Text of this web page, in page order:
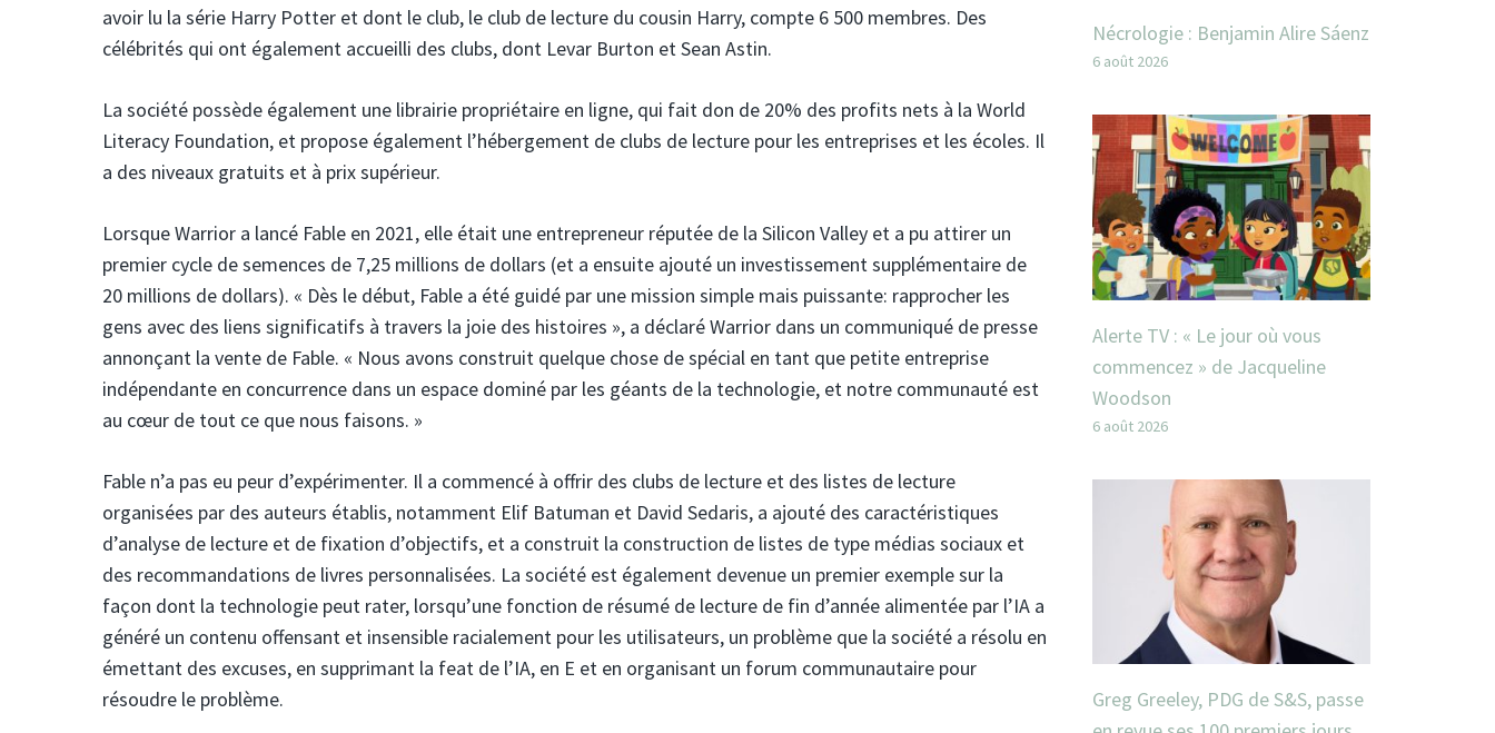
avoir lu la série Harry Potter et dont le club, le club de lecture du cousin Harry, compte 6 500 membres. Des
célébrités qui ont également accueilli des clubs, dont Levar Burton et Sean Astin.
La société possède également une librairie propriétaire en ligne, qui fait don de 20% des profits nets à la World
Literacy Foundation, et propose également l’hébergement de clubs de lecture pour les entreprises et les écoles. Il
a des niveaux gratuits et à prix supérieur.
Lorsque Warrior a lancé Fable en 2021, elle était une entrepreneur réputée de la Silicon Valley et a pu attirer un
premier cycle de semences de 7,25 millions de dollars (et a ensuite ajouté un investissement supplémentaire de
20 millions de dollars). « Dès le début, Fable a été guidé par une mission simple mais puissante: rapprocher les
gens avec des liens significatifs à travers la joie des histoires », a déclaré Warrior dans un communiqué de presse
annonçant la vente de Fable. « Nous avons construit quelque chose de spécial en tant que petite entreprise
indépendante en concurrence dans un espace dominé par les géants de la technologie, et notre communauté est
au cœur de tout ce que nous faisons. »
Fable n’a pas eu peur d’expérimenter. Il a commencé à offrir des clubs de lecture et des listes de lecture
organisées par des auteurs établis, notamment Elif Batuman et David Sedaris, a ajouté des caractéristiques
d’analyse de lecture et de fixation d’objectifs, et a construit la construction de listes de type médias sociaux et
des recommandations de livres personnalisées. La société est également devenue un premier exemple sur la
façon dont la technologie peut rater, lorsqu’une fonction de résumé de lecture de fin d’année alimentée par l’IA a
généré un contenu offensant et insensible racialement pour les utilisateurs, un problème que la société a résolu en
émettant des excuses, en supprimant la feat de l’IA, en E et en organisant un forum communautaire pour
résoudre le problème.
Nécrologie : Benjamin Alire Sáenz
6 août 2026
Alerte TV : « Le jour où vous
commencez » de Jacqueline
Woodson
6 août 2026
Greg Greeley, PDG de S&S, passe